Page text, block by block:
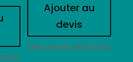
Ajouter au
devis
Mettre dans les favoris